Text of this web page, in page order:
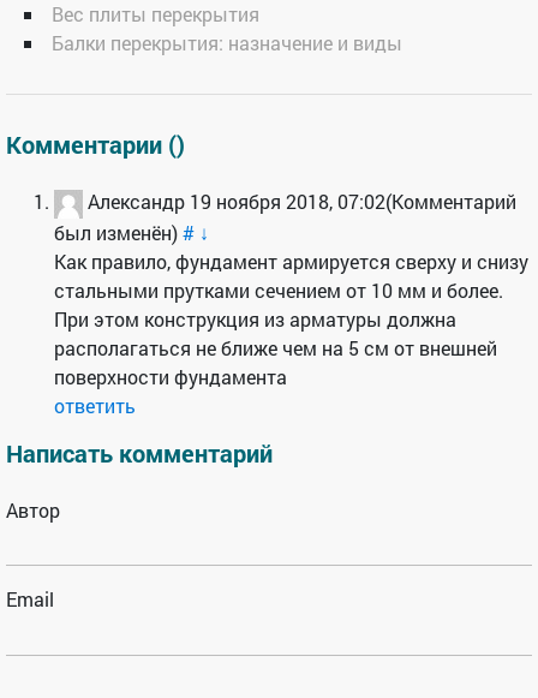
Вес плиты перекрытия
Балки перекрытия: назначение и виды
Комментарии ()
Александр 19 ноября 2018, 07:02(Комментарий
был изменён)# ↓
Как правило, фундамент армируется сверху и снизу
стальными прутками сечением от 10 мм и более.
При этом конструкция из арматуры должна
располагаться не ближе чем на 5 см от внешней
поверхности фундамента
ответить
Написать комментарий
Автор
Email